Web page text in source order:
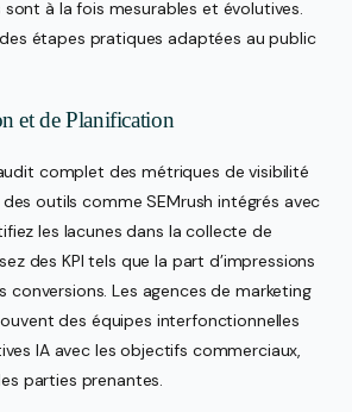
à la fois mesurables et évolutives.
étapes pratiques adaptées au public
et de Planification
complet des métriques de visibilité
outils comme SEMrush intégrés avec
les lacunes dans la collecte de
des KPI tels que la part d’impressions
conversions. Les agences de marketing
des équipes interfonctionnelles
IA avec les objectifs commerciaux,
parties prenantes.